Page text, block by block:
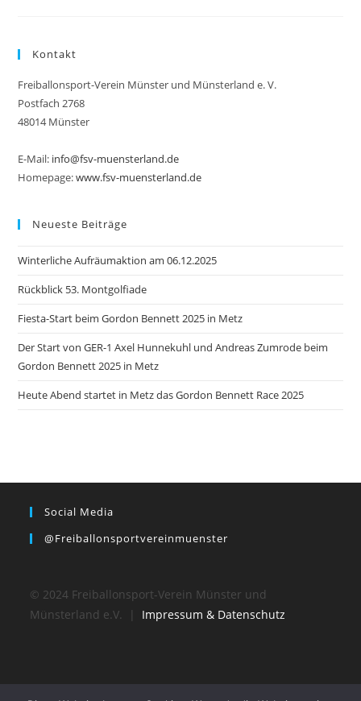
Kontakt
Freiballonsport-Verein Münster und Münsterland e. V.
Postfach 2768
48014 Münster
E-Mail: info@fsv-muensterland.de
Homepage:www.fsv-muensterland.de
Neueste Beiträge
Winterliche Aufräumaktion am 06.12.2025
Rückblick 53. Montgolfiade
Fiesta-Start beim Gordon Bennett 2025 in Metz
Der Start von GER-1 Axel Hunnekuhl und Andreas Zumrode beim
Gordon Bennett 2025 in Metz
Heute Abend startet in Metz das Gordon Bennett Race 2025
Social Media
@freiballonsportvereinmuenster
© 2024 Freiballonsport-Verein Münster und
Münsterland e.V. | Impressum & Datenschutz